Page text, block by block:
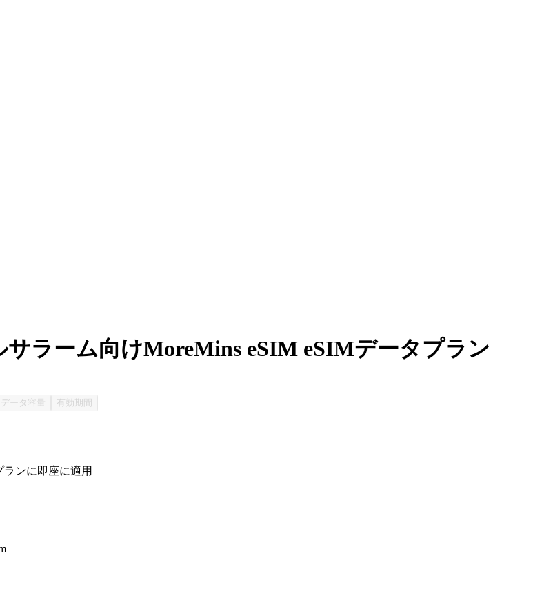
ラーム向けMoreMins eSIM eSIMデータプラン
データ容量 有効期間
ランに即座に適用